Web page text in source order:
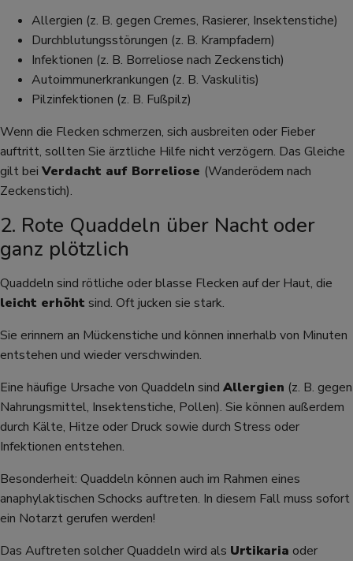
Allergien (z. B. gegen Cremes, Rasierer, Insektenstiche)
Durchblutungsstörungen (z. B. Krampfadern)
Infektionen (z. B. Borreliose nach Zeckenstich)
Autoimmunerkrankungen (z. B. Vaskulitis)
Pilzinfektionen (z. B. Fußpilz)
Wenn die Flecken schmerzen, sich ausbreiten oder Fieber
auftritt, sollten Sie ärztliche Hilfe nicht verzögern. Das Gleiche
gilt bei Verdacht auf Borreliose (Wanderödem nach
Zeckenstich).
2. Rote Quaddeln über Nacht oder
ganz plötzlich
Quaddeln sind rötliche oder blasse Flecken auf der Haut, die
leicht erhöht sind. Oft jucken sie stark.
Sie erinnern an Mückenstiche und können innerhalb von Minuten
entstehen und wieder verschwinden.
Eine häufige Ursache von Quaddeln sind Allergien (z. B. gegen
Nahrungsmittel, Insektenstiche, Pollen). Sie können außerdem
durch Kälte, Hitze oder Druck sowie durch Stress oder
Infektionen entstehen.
Besonderheit: Quaddeln können auch im Rahmen eines
anaphylaktischen Schocks auftreten. In diesem Fall muss sofort
ein Notarzt gerufen werden!
Das Auftreten solcher Quaddeln wird als Urtikaria oder